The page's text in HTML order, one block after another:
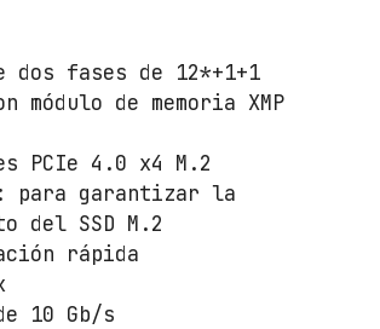
dos fases de 12*+1+1
de memoria XMP
PCIe 4.0 x4 M.2
para garantizar la
del SSD M.2
rápida
10 Gb/s